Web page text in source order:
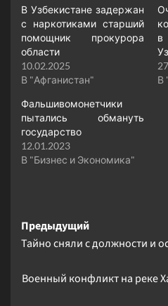
В Узбекистане задержан
с наркотиками старший
помощник прокурора
области
10.02.2025
В "Афганистан"
в
В
Фальшивомонетчики
пытались обмануть
государство
12.01.2023
В "Бизнес и Экономика"
Навигация
записи
Предыдущий
Тайно сняли с должности и
Военный конфликт на реке